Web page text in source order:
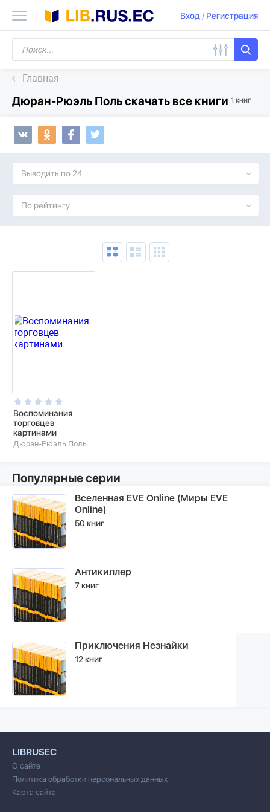
Вход/ Регистрация
Главная
Дюран-Рюэль Поль скачать все книги 1 книг
Выводить по 24
По рейтингу
Воспоминания
торговцев
картинами
Дюран-Рюэль Поль
Популярные серии
Вселенная EVE Online (Миры EVE
Online)
50 книг
Антикиллер
7 книг
Приключения Незнайки
12 книг
LIBRUSEC
О сайте
Политика обработки персональных данных
Карта сайта